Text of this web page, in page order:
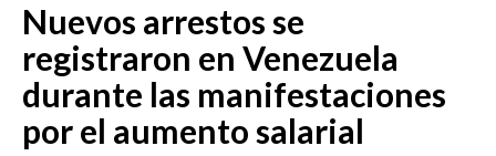
EMISIÓN 12:30 PM
EMISIÓN 7:00 PM
Nuevos arrestos se
registraron en Venezuela
durante las manifestaciones
por el aumento salarial